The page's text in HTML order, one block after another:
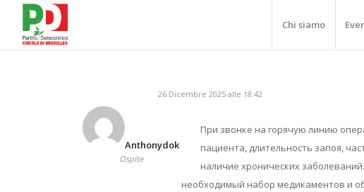
Chi siamo
26 Dicembre 2025 alle 18:42
Anthonydok
Ospite
При звонке на горячую линию
пациента, длительность запоя,
наличие хронических
необходимый набор медикаментов и